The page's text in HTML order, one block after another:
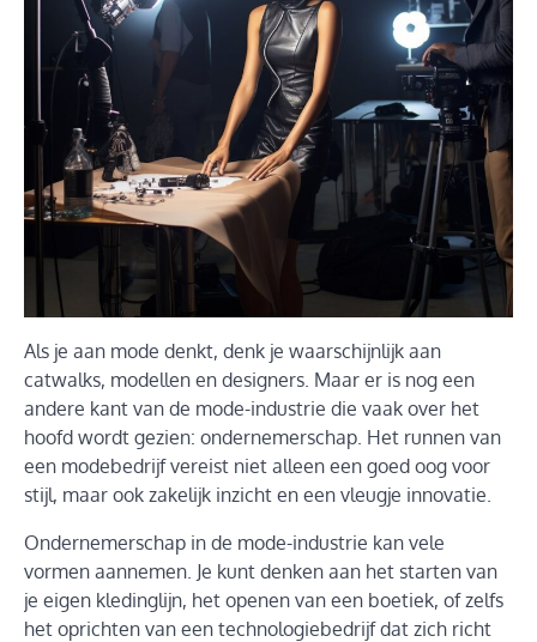
Als je aan mode denkt, denk je waarschijnlijk aan
catwalks, modellen en designers. Maar er is nog een
andere kant van de mode-industrie die vaak over het
hoofd wordt gezien: ondernemerschap. Het runnen van
een modebedrijf vereist niet alleen een goed oog voor
stijl, maar ook zakelijk inzicht en een vleugje innovatie.
Ondernemerschap in de mode-industrie kan vele
vormen aannemen. Je kunt denken aan het starten van
je eigen kledinglijn, het openen van een boetiek, of zelfs
het oprichten van een technologiebedrijf dat zich richt